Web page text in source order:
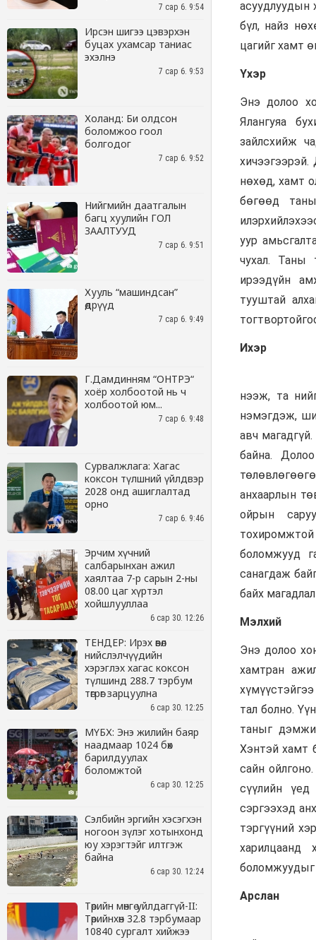
7 сар 6. 9:54
Ирсэн шигээ цэвэрхэн
буцах ухамсар таниас
эхэлнэ
7 сар 6. 9:53
Холанд: Би олдсон
боломжоо гоол
болгодог
7 сар 6. 9:52
Нийгмийн даатгалын
багц хуулийн ГОЛ
ЗААЛТУУД
7 сар 6. 9:51
Хууль “машиндсан”
өдрүүд
7 сар 6. 9:49
Г.Дамдинням “ОНТРЭ“
хоёр холбоотой нь ч
холбоотой юм...
7 сар 6. 9:48
Сурвалжлага: Хагас
коксон түлшний үйлдвэр
2028 онд ашиглалтад
орно
7 сар 6. 9:46
Эрчим хүчний
салбарынхан ажил
хаялтаа 7-р сарын 2-ны
08.00 цаг хүртэл
хойшлууллаа
6 сар 30. 12:26
ТЕНДЕР: Ирэх өвөл
нийслэлчүүдийн
хэрэглэх хагас коксон
түлшинд 288.7 тэрбум
төгрөг зарцуулна
6 сар 30. 12:25
МҮБХ: Энэ жилийн баяр
наадмаар 1024 бөх
барилдуулах
боломжтой
6 сар 30. 12:25
Сэлбийн эргийн хэсэгхэн
ногоон зүлэг хотынхонд
юу хэрэгтэйг илтгэж
байна
6 сар 30. 12:24
Төрийн мөнгө уйлдаггүй-II:
Төрийнхөн 32.8 тэрбумаар
10840 сургалт хийжээ